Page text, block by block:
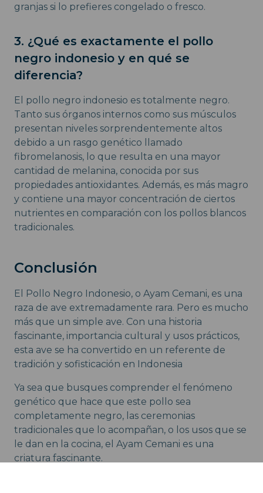
granjas si lo prefieres congelado o fresco.
3. ¿Qué es exactamente el pollo
negro indonesio y en qué se
diferencia?
El pollo negro indonesio es totalmente negro.
Tanto sus órganos internos como sus músculos
presentan niveles sorprendentemente altos
debido a un rasgo genético llamado
fibromelanosis, lo que resulta en una mayor
cantidad de melanina, conocida por sus
propiedades antioxidantes. Además, es más magro
y contiene una mayor concentración de ciertos
nutrientes en comparación con los pollos blancos
tradicionales.
Conclusión
El Pollo Negro Indonesio, o Ayam Cemani, es una
raza de ave extremadamente rara. Pero es mucho
más que un simple ave. Con una historia
fascinante, importancia cultural y usos prácticos,
esta ave se ha convertido en un referente de
tradición y sofisticación en Indonesia
Ya sea que busques comprender el fenómeno
genético que hace que este pollo sea
completamente negro, las ceremonias
tradicionales que lo acompañan, o los usos que se
le dan en la cocina, el Ayam Cemani es una
criatura fascinante.